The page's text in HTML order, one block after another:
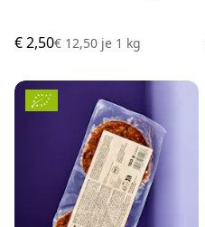
€ 2,50€ 12,50 je 1 kg